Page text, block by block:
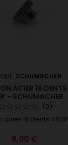
SCHUMACHER
ACIER 16 DENTS
- SCHUMACHER
(0)
acier 16 dents 48DP
6,00 €